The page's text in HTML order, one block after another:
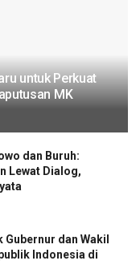
untuk Perkuat
MK
dan Buruh:
Lewat Dialog,
dan Wakil
Indonesia di